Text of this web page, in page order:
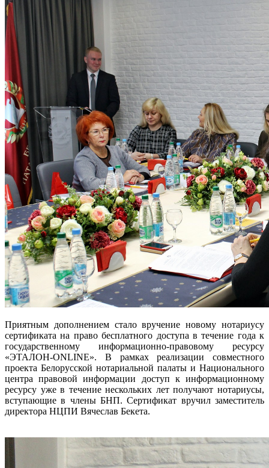
Приятным дополнением стало вручение новому нотариусу
сертификата на право бесплатного доступа в течение года к
государственному информационно-правовому ресурсу
«ЭТАЛОН-ONLINE». В рамках реализации совместного
проекта Белорусской нотариальной палаты и Национального
центра правовой информации доступ к информационному
ресурсу уже в течение нескольких лет получают нотариусы,
вступающие в члены БНП. Сертификат вручил заместитель
директора НЦПИ Вячеслав Бекета.